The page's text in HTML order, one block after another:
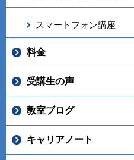
スマートフォン講座
料金
受講生の声
教室ブログ
キャリアノート